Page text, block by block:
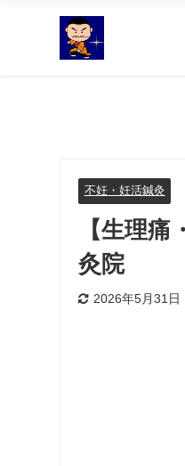
不妊・妊活鍼灸
【生理
灸院
2026年5月31日